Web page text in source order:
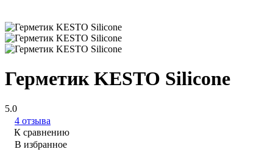
Герметик KESTO Silicone
5.0
4 отзыва
К сравнению
В избранное